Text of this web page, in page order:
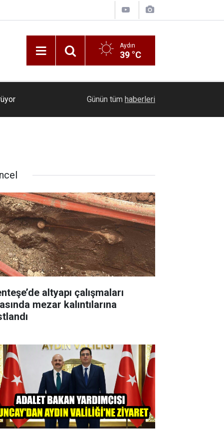
Aydın
39 °C
Menteşe’de altyapı çalışmaları sırasında mezar
Günün tüm haberleri
altyapı çalışmaları
mezar kalıntılarına